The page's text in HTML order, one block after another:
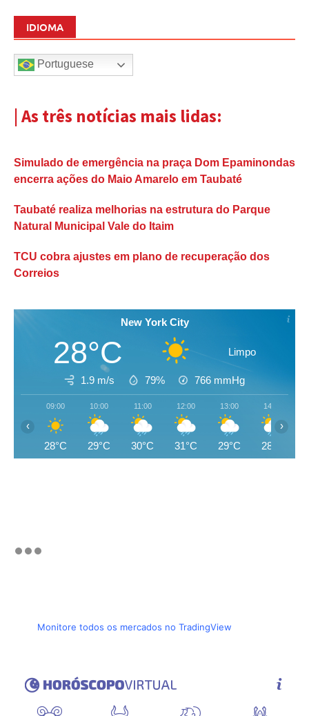
IDIOMA
Portuguese
| As três notícias mais lidas:
Simulado de emergência na praça Dom Epaminondas
encerra ações do Maio Amarelo em Taubaté
Taubaté realiza melhorias na estrutura do Parque
Natural Municipal Vale do Itaim
TCU cobra ajustes em plano de recuperação dos
Correios
New York City
28°C Limpo
1.9 m/s 79% 766 mmHg
09:00
28°C
10:00
29°C
11:00
30°C
12:00
31°C
13:00
29°C
14:00
28°C
‹ ›
Monitore todos os mercados no TradingView